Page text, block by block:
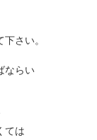
さい。
ならい
ては